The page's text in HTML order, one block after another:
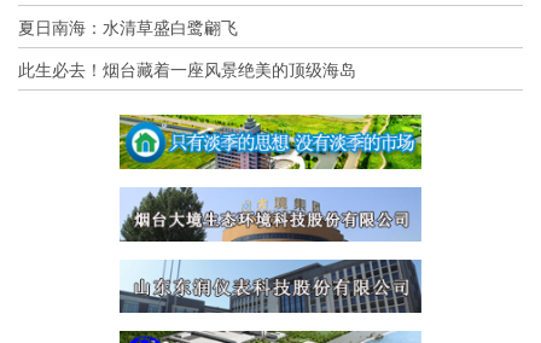
夏日南海：水清草盛白鹭翩飞
此生必去！烟台藏着一座风景绝美的顶级海岛